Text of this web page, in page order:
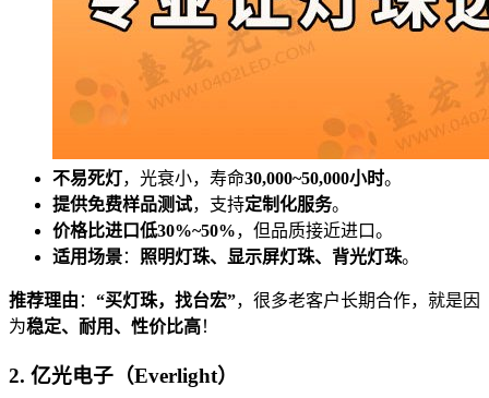
不易死灯，光衰小，寿命30,000~50,000小时。
提供免费样品测试，支持定制化服务。
价格比进口低30%~50%，但品质接近进口。
适用场景： 照明灯珠、显示屏灯珠、背光灯珠。
推荐理由 ： “买灯珠，找台宏”，很多老客户长期合作，就是因
为稳定、耐用、性价比高！
2. 亿光电子（Everlight）